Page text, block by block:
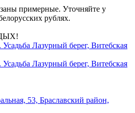
примерные. Уточняйте у
рублях.
53, Браславский район,